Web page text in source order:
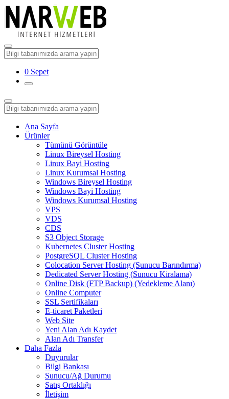
0 Sepet
Ana Sayfa
Ürünler
Tümünü Görüntüle
Linux Bireysel Hosting
Linux Bayi Hosting
Linux Kurumsal Hosting
Windows Bireysel Hosting
Windows Bayi Hosting
Windows Kurumsal Hosting
VPS
VDS
CDS
S3 Object Storage
Kubernetes Cluster Hosting
PostgreSQL Cluster Hosting
Colocation Server Hosting (Sunucu Barındırma)
Dedicated Server Hosting (Sunucu Kiralama)
Online Disk (FTP Backup) (Yedekleme Alanı)
Online Computer
SSL Sertifikaları
E-ticaret Paketleri
Web Site
Yeni Alan Adı Kaydet
Alan Adı Transfer
Daha Fazla
Duyurular
Bilgi Bankası
Sunucu/Ağ Durumu
Satış Ortaklığı
İletişim